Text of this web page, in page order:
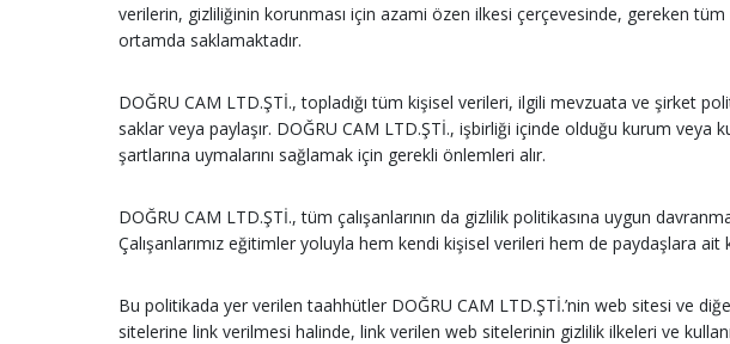
verilerin, gizliliğinin korunması için azami özen ilkesi çerçevesinde, gereken
ortamda saklamaktadır.
DOĞRU CAM LTD.ŞTİ., topladığı tüm kişisel verileri, ilgili mevzuata ve şirket
saklar veya paylaşır. DOĞRU CAM LTD.ŞTİ., işbirliği içinde olduğu kurum veya
şartlarına uymalarını sağlamak için gerekli önlemleri alır.
DOĞRU CAM LTD.ŞTİ., tüm çalışanlarının da gizlilik politikasına uygun
Çalışanlarımız eğitimler yoluyla hem kendi kişisel verileri hem de paydaşlara
Bu politikada yer verilen taahhütler DOĞRU CAM LTD.ŞTİ.’nin web sitesi ve
sitelerine link verilmesi halinde, link verilen web sitelerinin gizlilik ilkeleri ve